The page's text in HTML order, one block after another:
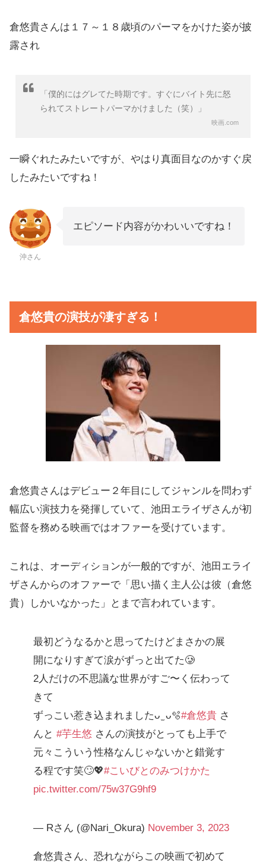
倉悠貴さんは１７～１８歳頃のパーマをかけた姿が披
露され
「僕的にはグレてた時期です。すぐにバイト先に怒
られてストレートパーマかけました（笑）」
映画.com
一瞬ぐれたみたいですが、やはり真面目なのかすぐ戻
したみたいですね！
沖さん
エピソード内容がかわいいですね！
倉悠貴の演技が凄すぎる！
倉悠貴さんはデビュー２年目にしてジャンルを問わず
幅広い演技力を発揮していて、池田エライザさんが初
監督を務める映画ではオファーを受けています。
これは、オーディションが一般的ですが、池田エライ
ザさんからのオファーで「思い描く主人公は彼（倉悠
貴）しかいなかった」とまで言われています。
最初どうなるかと思ってたけどまさかの展
開になりすぎて涙がずっと出てた🥲
2人だけの不思議な世界がすご〜く伝わって
きて
ずっこい惹き込まれましたᴗ ̫ ᴗ🫧#倉悠貴 さ
んと #芋生悠 さんの演技がとっても上手で
元々こういう性格なんじゃないかと錯覚す
る程です笑🙄💖#こいびとのみつけかた
pic.twitter.com/75w37G9hf9
— Rさん (@Nari_Okura) November 3, 2023
倉悠貴さん、恐れながらこの映画で初めて